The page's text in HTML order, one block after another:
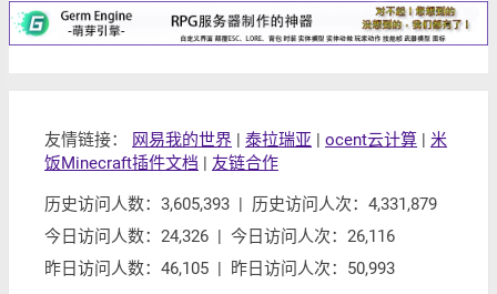
友情链接： 网易我的世界 | 泰拉瑞亚 | ocent云计算 | 米
饭Minecraft插件文档 | 友链合作
历史访问人数：3,605,393 | 历史访问人次：4,331,879
今日访问人数：24,326 | 今日访问人次：26,116
昨日访问人数：46,105 | 昨日访问人次：50,993